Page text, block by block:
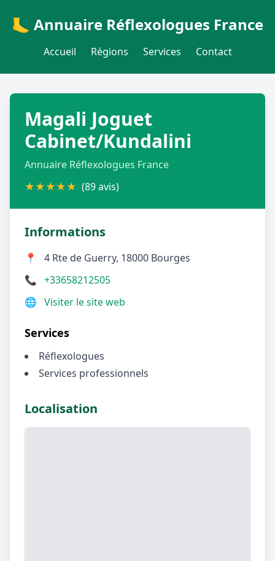
🦶 Annuaire Réflexologues France
Accueil Régions Services Contact
Magali Joguet
Cabinet/Kundalini
Annuaire Réflexologues France
★★★★★ (89 avis)
Informations
📍
4 Rte de Guerry, 18000 Bourges
📞 +33658212505
🌐 Visiter le site web
Services
Réflexologues
Services professionnels
Localisation